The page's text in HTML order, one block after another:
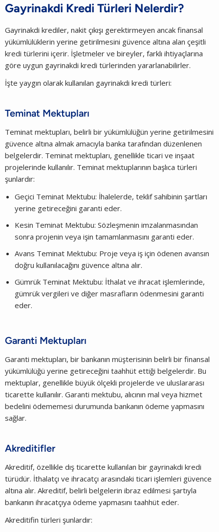
Gayrinakdi Kredi Türleri Nelerdir?
Gayrinakdi krediler, nakit çıkışı gerektirmeyen ancak finansal
yükümlülüklerin yerine getirilmesini güvence altına alan çeşitli
kredi türlerini içerir. İşletmeler ve bireyler, farklı ihtiyaçlarına
göre uygun gayrinakdi kredi türlerinden yararlanabilirler.
İşte yaygın olarak kullanılan gayrinakdi kredi türleri:
Teminat Mektupları
Teminat mektupları, belirli bir yükümlülüğün yerine getirilmesini
güvence altına almak amacıyla banka tarafından düzenlenen
belgelerdir. Teminat mektupları, genellikle ticari ve inşaat
projelerinde kullanılır. Teminat mektuplarının başlıca türleri
şunlardır:
Geçici Teminat Mektubu: İhalelerde, teklif sahibinin şartları
yerine getireceğini garanti eder.
Kesin Teminat Mektubu: Sözleşmenin imzalanmasından
sonra projenin veya işin tamamlanmasını garanti eder.
Avans Teminat Mektubu: Proje veya iş için ödenen avansın
doğru kullanılacağını güvence altına alır.
Gümrük Teminat Mektubu: İthalat ve ihracat işlemlerinde,
gümrük vergileri ve diğer masrafların ödenmesini garanti
eder.
Garanti Mektupları
Garanti mektupları, bir bankanın müşterisinin belirli bir finansal
yükümlülüğü yerine getireceğini taahhüt ettiği belgelerdir. Bu
mektuplar, genellikle büyük ölçekli projelerde ve uluslararası
ticarette kullanılır. Garanti mektubu, alıcının mal veya hizmet
bedelini ödememesi durumunda bankanın ödeme yapmasını
sağlar.
Akreditifler
Akreditif, özellikle dış ticarette kullanılan bir gayrinakdi kredi
türüdür. İthalatçı ve ihracatçı arasındaki ticari işlemleri güvence
altına alır. Akreditif, belirli belgelerin ibraz edilmesi şartıyla
bankanın ihracatçıya ödeme yapmasını taahhüt eder.
Akreditifin türleri şunlardır: